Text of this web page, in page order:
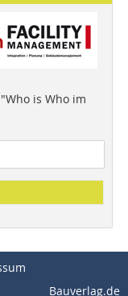
is Who im
Bauverlag.de